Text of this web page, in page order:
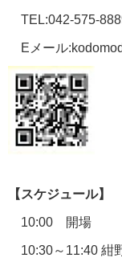
TEL:042-575-
E メール
【スケジュール】
10:00 開場
10:30～ 11:40 紺